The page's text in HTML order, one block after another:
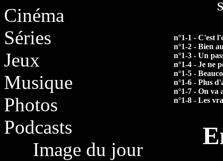
Cinéma
Séries
Jeux
Musique
Photos
Podcasts
Image du jour
n°1-1 - C'est
n°1-2 - Bien
n°1-3 - Un
n°1-4 - Je ne
n°1-5 -
n°1-6 - Plus
n°1-7 - On va
n°1-8 - Les